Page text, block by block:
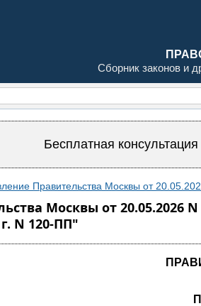
Сборник законов и
Бесплатная
Правительства Москвы от
Москвы от
N 120-ПП"